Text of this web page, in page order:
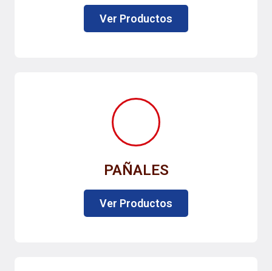
Ver Productos
PAÑALES
Ver Productos